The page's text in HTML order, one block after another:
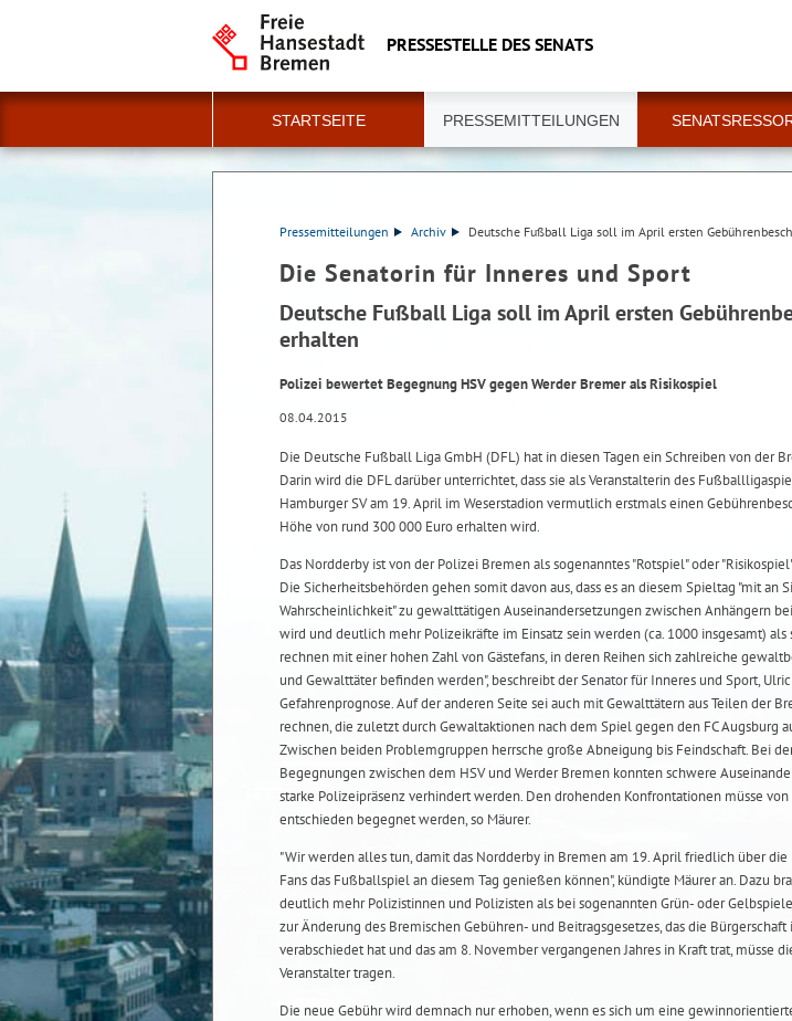
PRESSESTELLE DES SENATS
STARTSEITE PRESSEMITTEILUNGEN
Pressemitteilungen Archiv Deutsche Fußball Liga soll im April ersten
Die Senatorin für Inneres und Sport
Deutsche Fußball Liga soll im April ersten
erhalten
Polizei bewertet Begegnung HSV gegen Werder Bremer als Risikospiel
08.04.2015
Die Deutsche Fußball Liga GmbH (DFL) hat in diesen Tagen ein Schreiben von der
Darin wird die DFL darüber unterrichtet, dass sie als Veranstalterin des
Hamburger SV am 19. April im Weserstadion vermutlich erstmals einen
Höhe von rund 300 000 Euro erhalten wird.
Das Nordderby ist von der Polizei Bremen als sogenanntes "Rotspiel" oder
Die Sicherheitsbehörden gehen somit davon aus, dass es an diesem Spieltag "mit an
Wahrscheinlichkeit" zu gewalttätigen Auseinandersetzungen zwischen Anhängern
wird und deutlich mehr Polizeikräfte im Einsatz sein werden (ca. 1000 insgesamt) als
rechnen mit einer hohen Zahl von Gästefans, in deren Reihen sich zahlreiche
und Gewalttäter befinden werden", beschreibt der Senator für Inneres und Sport,
Gefahrenprognose. Auf der anderen Seite sei auch mit Gewalttätern aus Teilen der
rechnen, die zuletzt durch Gewaltaktionen nach dem Spiel gegen den FC Augsburg
Zwischen beiden Problemgruppen herrsche große Abneigung bis Feindschaft. Bei
Begegnungen zwischen dem HSV und Werder Bremen konnten schwere
starke Polizeipräsenz verhindert werden. Den drohenden Konfrontationen müsse von
entschieden begegnet werden, so Mäurer.
"Wir werden alles tun, damit das Nordderby in Bremen am 19. April friedlich über
Fans das Fußballspiel an diesem Tag genießen können", kündigte Mäurer an. Dazu
deutlich mehr Polizistinnen und Polizisten als bei sogenannten Grün- oder
zur Änderung des Bremischen Gebühren- und Beitragsgesetzes, das die Bürgerschaft
verabschiedet hat und das am 8. November vergangenen Jahres in Kraft trat, müsse
Veranstalter tragen.
Die neue Gebühr wird demnach nur erhoben, wenn es sich um eine